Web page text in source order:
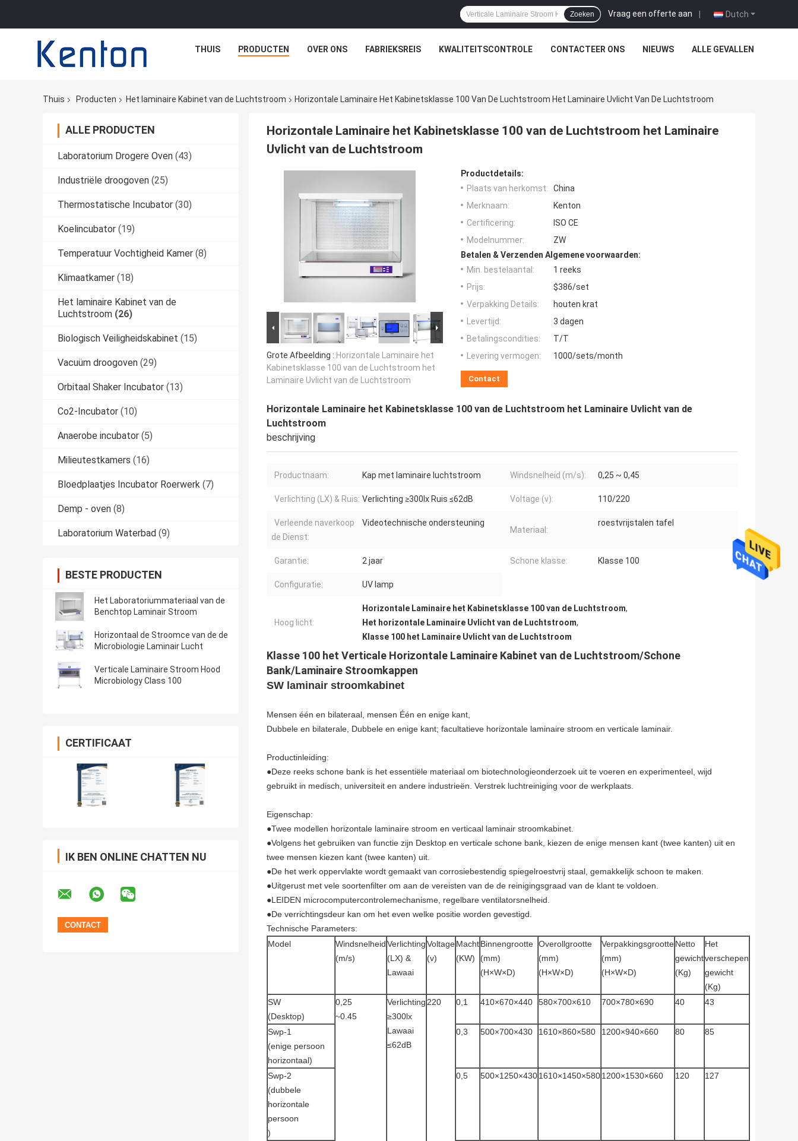
Dutch
Vraag een offerte aan |
Zoeken
THUIS PRODUCTEN OVER ONS FABRIEKSREIS KWALITEITSCONTROLE CONTACTEER ONS NIEUWS ALLE GEVALLEN
Thuis Producten Het laminaire Kabinet van de Luchtstroom Horizontale Laminaire Het Kabinetsklasse 100 Van De Luchtstroom Het Laminaire Uvlicht Van De Luchtstroom
ALLE PRODUCTEN
Laboratorium Drogere Oven (43)
Industriële droogoven (25)
Thermostatische Incubator (30)
Koelincubator (19)
Temperatuur Vochtigheid Kamer (8)
Klimaatkamer (18)
Het laminaire Kabinet van de
Luchtstroom (26)
Biologisch Veiligheidskabinet (15)
Vacuüm droogoven (29)
Orbitaal Shaker Incubator (13)
Co2-Incubator (10)
Anaerobe incubator (5)
Milieutestkamers (16)
Bloedplaatjes Incubator Roerwerk (7)
Demp - oven (8)
Laboratorium Waterbad (9)
BESTE PRODUCTEN
Het Laboratoriummateriaal van de
Benchtop Laminair Stroom
Horizontaal de Stroomce van de de
Microbiologie Laminair Lucht
Verticale Laminaire Stroom Hood
Microbiology Class 100
CERTIFICAAT
IK BEN ONLINE CHATTEN NU
Horizontale Laminaire het Kabinetsklasse 100 van de Luchtstroom het Laminaire
Uvlicht van de Luchtstroom
Grote Afbeelding : Horizontale Laminaire het
Kabinetsklasse 100 van de Luchtstroom het
Laminaire Uvlicht van de Luchtstroom
Productdetails:
Plaats van herkomst:
China
Merknaam:
Kenton
Certificering:
ISO CE
Modelnummer:
ZW
Betalen & Verzenden Algemene voorwaarden:
Min. bestelaantal:
1 reeks
Prijs:
$386/set
Verpakking Details:
houten krat
Levertijd:
3 dagen
Betalingscondities:
T/T
Levering vermogen:
1000/sets/month
Contact
Horizontale Laminaire het Kabinetsklasse 100 van de Luchtstroom het Laminaire Uvlicht van de
Luchtstroom
beschrijving
Productnaam: Kap met laminaire luchtstroom Windsnelheid (m/s): 0,25 ~ 0,45
Verlichting (LX) & Ruis: Verlichting ≥300lx Ruis ≤62dB Voltage (v): 110/220
Verleende naverkoop
de Dienst:
Videotechnische ondersteuning
Materiaal:
roestvrijstalen tafel
Garantie: 2 jaar Schone klasse: Klasse 100
Configuratie: UV lamp
Hoog licht:
Horizontale Laminaire het Kabinetsklasse 100 van de Luchtstroom,
Het horizontale Laminaire Uvlicht van de Luchtstroom,
Klasse 100 het Laminaire Uvlicht van de Luchtstroom
Klasse 100 het Verticale Horizontale Laminaire Kabinet van de Luchtstroom/Schone
Bank/Laminaire Stroomkappen
SW laminair stroomkabinet
Mensen één en bilateraal, mensen Één en enige kant,
Dubbele en bilaterale, Dubbele en enige kant; facultatieve horizontale laminaire stroom en verticale laminair.
Productinleiding:
●Deze reeks schone bank is het essentiële materiaal om biotechnologieonderzoek uit te voeren en experimenteel, wijd
gebruikt in medisch, universiteit en andere industrieën. Verstrek luchtreiniging voor de werkplaats.
Eigenschap:
●Twee modellen horizontale laminaire stroom en verticaal laminair stroomkabinet.
●Volgens het gebruiken van functie zijn Desktop en verticale schone bank, kiezen de enige mensen kant (twee kanten) uit en
twee mensen kiezen kant (twee kanten) uit.
●De het werk oppervlakte wordt gemaakt van corrosiebestendig spiegelroestvrij staal, gemakkelijk schoon te maken.
●Uitgerust met vele soortenfilter om aan de vereisten van de de reinigingsgraad van de klant te voldoen.
●LEIDEN microcomputercontrolemechanisme, regelbare ventilatorsnelheid.
●De verrichtingsdeur kan om het even welke positie worden gevestigd.
Technische Parameters:
Model
Windsnelheid
(m/s)
Verlichting
(LX) &
Lawaai
Voltage
(v)
Macht
(KW)
Binnengrootte
(mm)
(H×W×D)
Overollgrootte
(mm)
(H×W×D)
Verpakkingsgrootte
(mm)
(H×W×D)
Netto
gewicht
(Kg)
Het
verschepen
gewicht
(Kg)
SW
(Desktop)
0,25
~0.45
Verlichting
≥300lx
Lawaai
≤62dB
220 0,1 410×670×440 580×700×610 700×780×690 40 43
Swp-1
(enige persoon
horizontaal)
0,3 500×700×430 1610×860×580 1200×940×660 80 85
Swp-2
(dubbele
horizontale
persoon
)
0,5 500×1250×4301610×1450×5801200×1530×660 120 127